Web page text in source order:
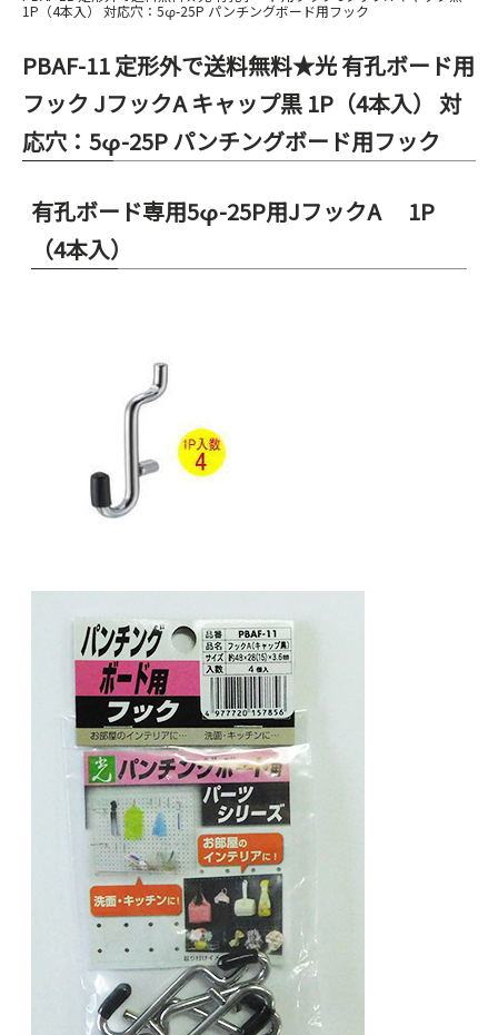
1P（4本入） 対応穴：5φ-25P パンチングボード用フック
PBAF-11 定形外で送料無料★光 有孔ボード用
フック JフックA キャップ黒 1P（4本入） 対
応穴：5φ-25P パンチングボード用フック
有孔ボード専用5φ-25P用JフックA 1P
（4本入）